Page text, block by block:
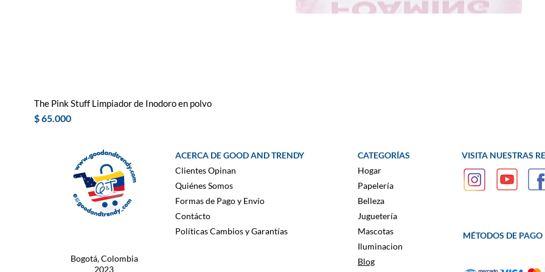
The Pink Stuff Limpiador de Inodoro en polvo
Precio
$ 65.000
ACERCA DE GOOD AND TRENDY
Clientes Opinan
Quiénes Somos
Formas de Pago y Envío
Contácto
Políticas Cambios y Garantías
Bogotá, Colombia
2023
CATEGORÍAS
Hogar
Papelería
Belleza
Juguetería
Mascotas
Iluminacion
Blog
VISITA NUESTRAS
MÉTODOS DE PAGO